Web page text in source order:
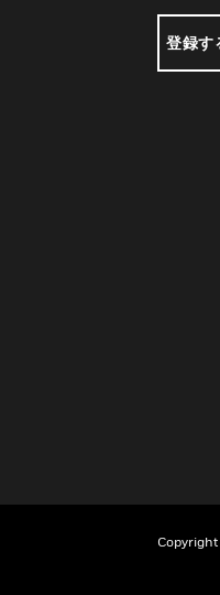
登録す